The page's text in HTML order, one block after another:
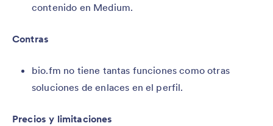
contenido en Medium.
Contras
bio.fm no tiene tantas funciones como otras
soluciones de enlaces en el perfil.
Precios y limitaciones